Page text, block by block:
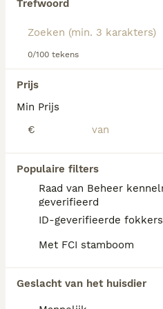
Trefwoord
0/100 tekens
Prijs
Min Prijs
€
Populaire filters
Raad van Beheer
geverifieerd
ID-geverifieerde fokkers
Met FCI stamboom
Geslacht van het huisdier
over dit hondenras.
We hebben 0 Kerry
Als je toekomstige
exacte zoekopdracht, sla
vind jouw
FAQ's
Waar kan ik
pups kopen?
Kerry Blue Terriërs zijn